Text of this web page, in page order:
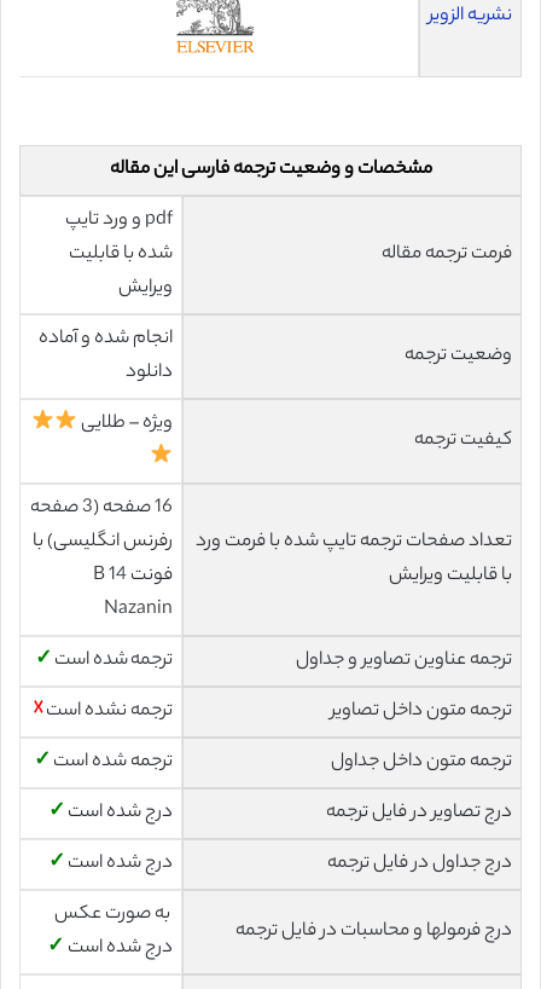
نشریه الزویر
مشخصات و وضعیت ترجمه فارسی این مقاله
فرمت ترجمه مقاله
pdf و ورد تایپ
شده با قابلیت
ویرایش
وضعیت ترجمه
انجام شده و آماده
دانلود
کیفیت ترجمه
ویژه – طلایی
تعداد صفحات ترجمه تایپ شده با فرمت ورد
با قابلیت ویرایش
16 صفحه (3 صفحه
رفرنس انگلیسی) با
فونت 14 B
Nazanin
ترجمه عناوین تصاویر و جداول
ترجمه شده است ✓
ترجمه متون داخل تصاویر
ترجمه نشده است☓
ترجمه متون داخل جداول
ترجمه شده است ✓
درج تصاویر در فایل ترجمه
درج شده است ✓
درج جداول در فایل ترجمه
درج شده است ✓
درج فرمولها و محاسبات در فایل ترجمه
به صورت عکس
درج شده است ✓